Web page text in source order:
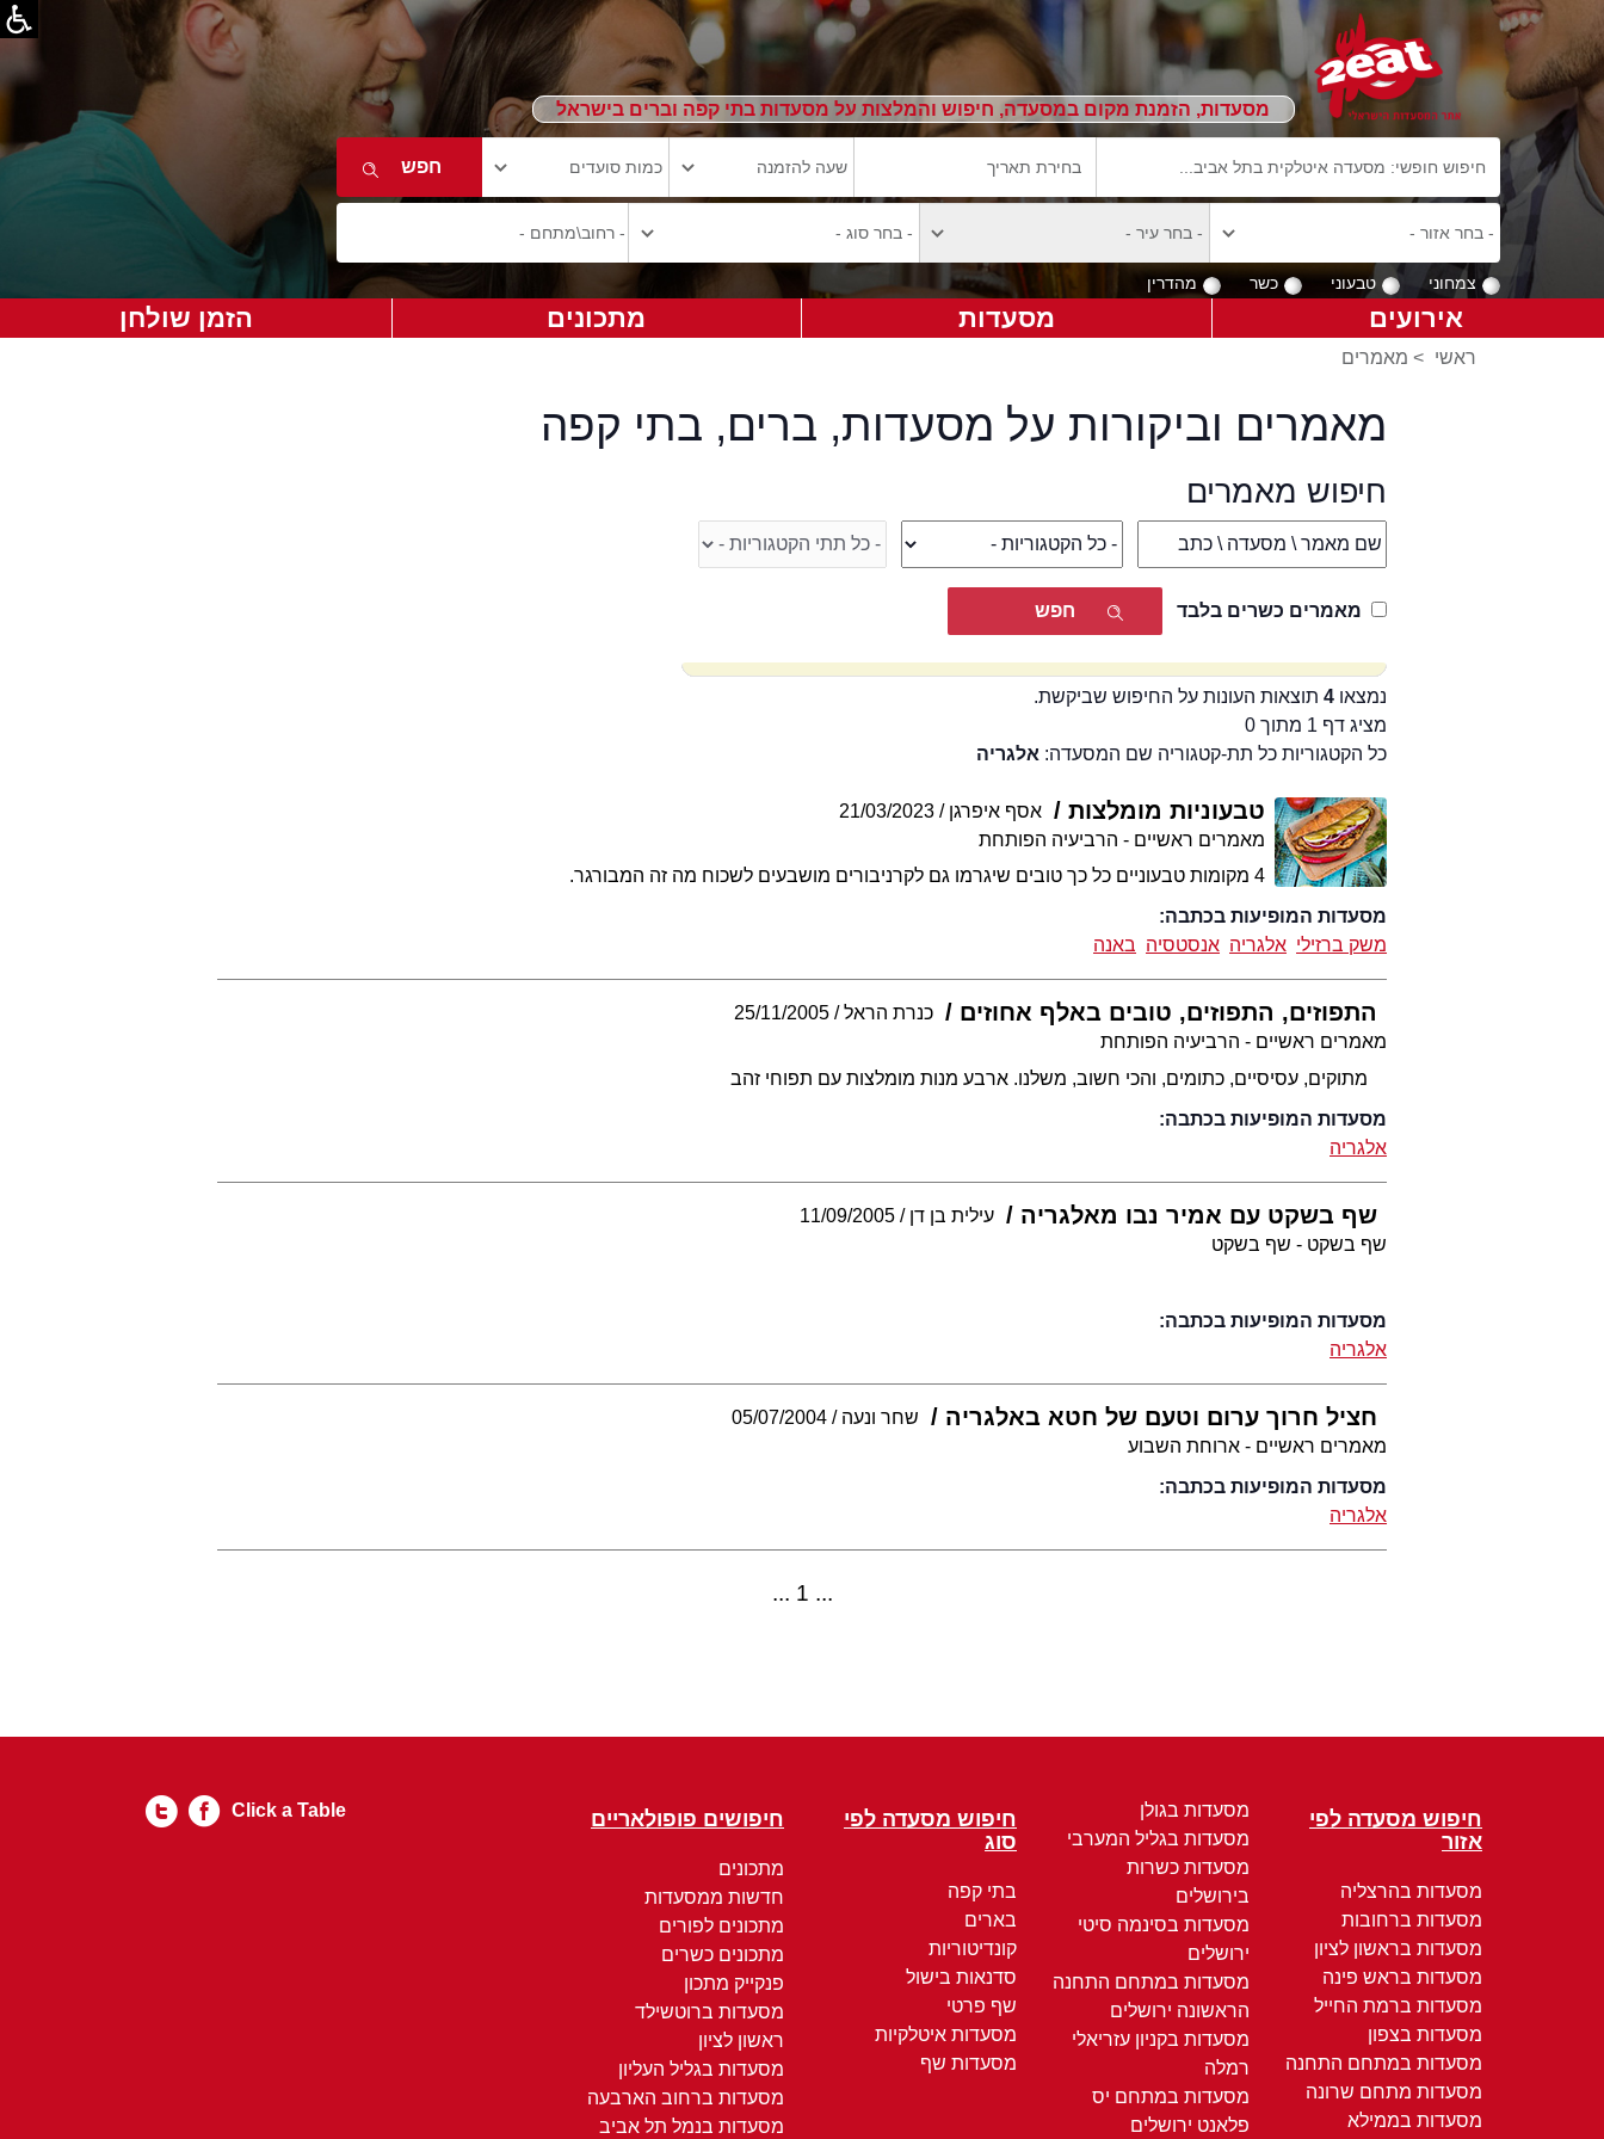
מסעדות, הזמנת מקום במסעדה, חיפוש והמלצות על מסעדות בתי קפה וברים בישראל
צמחוני טבעוני כשר מהדרין
אירועים מסעדות מתכונים הזמן שולחן
ראשי > מאמרים
מאמרים וביקורות על מסעדות, ברים, בתי קפה
חיפוש מאמרים
מאמרים כשרים בלבד
נמצאו 4תוצאות העונות על החיפוש שביקשת.
מציג דף 1 מתוך 0
כל הקטגוריות כל תת-קטגוריה שם המסעדה: אלגריה
טבעוניות מומלצות אסף איפרגן
21/03/2023
מאמרים ראשיים - הרביעיה הפותחת
4 מקומות טבעוניים כל כך טובים שיגרמו גם לקרניבורים מושבעים לשכוח מה זה המבורגר.
מסעדות המופיעות בכתבה:
משק ברזילי אלגריה אנסטסיה באנה
התפוזים, התפוזים, טובים באלף אחוזים כנרת הראל
25/11/2005
מאמרים ראשיים - הרביעיה הפותחת
מתוקים, עסיסיים, כתומים, והכי חשוב, משלנו. ארבע מנות מומלצות עם תפוחי זהב
מסעדות המופיעות בכתבה:
אלגריה
שף בשקט עם אמיר נבו מאלגריה עילית בן דן
11/09/2005
שף בשקט - שף בשקט
מסעדות המופיעות בכתבה:
אלגריה
חציל חרוך ערום וטעם של חטא באלגריה שחר ונעה
05/07/2004
מאמרים ראשיים - ארוחת השבוע
מסעדות המופיעות בכתבה:
אלגריה
1
חיפוש מסעדה לפי
אזור
מסעדות בהרצליה
מסעדות ברחובות
מסעדות בראשון לציון
מסעדות בראש פינה
מסעדות ברמת החייל
מסעדות בצפון
מסעדות במתחם התחנה
מסעדות מתחם שרונה
מסעדות בממילא
מסעדות בגולן
מסעדות בגליל המערבי
מסעדות כשרות
בירושלים
מסעדות בסינמה סיטי
ירושלים
מסעדות במתחם התחנה
הראשונה ירושלים
מסעדות בקניון עזריאלי
רמלה
מסעדות במתחם יס
פלאנט ירושלים
חיפוש מסעדה לפי
סוג
בתי קפה
בארים
קונדיטוריות
סדנאות בישול
שף פרטי
מסעדות איטלקיות
מסעדות שף
חיפושים פופולאריים
מתכונים
חדשות ממסעדות
מתכונים לפורים
מתכונים כשרים
פנקייק מתכון
מסעדות ברוטשילד
ראשון לציון
מסעדות בגליל העליון
מסעדות ברחוב הארבעה
מסעדות בנמל תל אביב
Click a Table